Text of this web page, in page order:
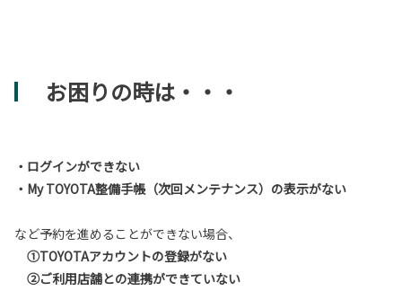
お困りの時は・・・
・ログインができない
・My TOYOTA整備手帳（次回メンテナンス）の表示がない
など予約を進めることができない場合、
①TOYOTAアカウントの登録がない
②ご利用店舗との連携ができていない